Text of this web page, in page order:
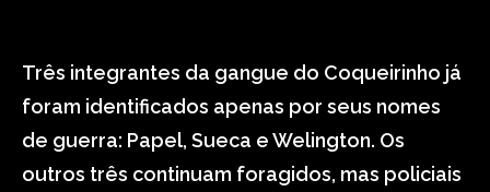
Três integrantes da gangue do Coqueirinho já
foram identificados apenas por seus nomes
de guerra: Papel, Sueca e Welington. Os
outros três continuam foragidos, mas policiais